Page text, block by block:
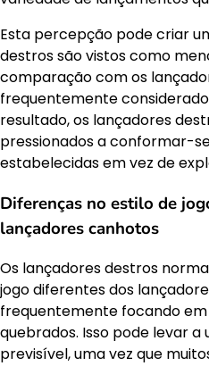
Esta percepção pode criar
destros são vistos como
comparação com os
frequentemente
resultado, os lançadores
pressionados a conformar-
estabelecidas em vez de
Diferenças no estilo de
lançadores canhotos
Os lançadores destros
jogo diferentes dos
frequentemente focando
quebrados. Isso pode levar
previsível, uma vez que